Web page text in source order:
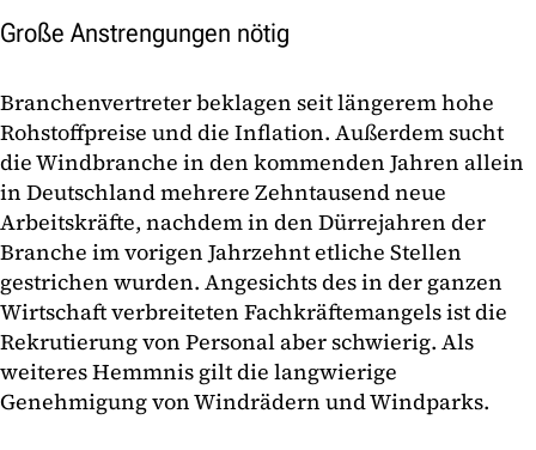
Große Anstrengungen nötig
Branchenvertreter beklagen seit längerem hohe
Rohstoffpreise und die Inflation. Außerdem sucht
die Windbranche in den kommenden Jahren allein
in Deutschland mehrere Zehntausend neue
Arbeitskräfte, nachdem in den Dürrejahren der
Branche im vorigen Jahrzehnt etliche Stellen
gestrichen wurden. Angesichts des in der ganzen
Wirtschaft verbreiteten Fachkräftemangels ist die
Rekrutierung von Personal aber schwierig. Als
weiteres Hemmnis gilt die langwierige
Genehmigung von Windrädern und Windparks.